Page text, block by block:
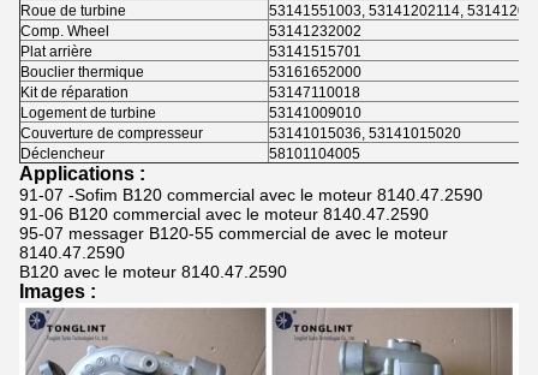
Roue de turbine
53141551003, 53141202114,
Comp. Wheel
53141232002
Plat arrière
53141515701
Bouclier thermique
53161652000
Kit de réparation
53147110018
Logement de turbine
53141009010
Couverture de compresseur
53141015036, 53141015020
Déclencheur
58101104005
Applications :
91-07 -Sofim B120 commercial avec le moteur 8140.47.2590
91-06 B120 commercial avec le moteur 8140.47.2590
95-07 messager B120-55 commercial de avec le moteur
8140.47.2590
B120 avec le moteur 8140.47.2590
Images :